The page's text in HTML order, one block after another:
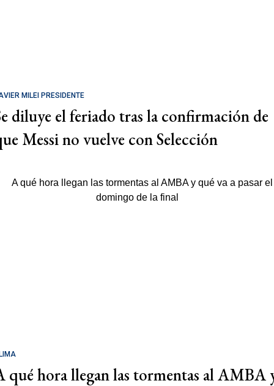
MILEI PRESIDENTE
diluye el feriado tras la confirmación de
Messi no vuelve con Selección
qué hora llegan las tormentas al AMBA